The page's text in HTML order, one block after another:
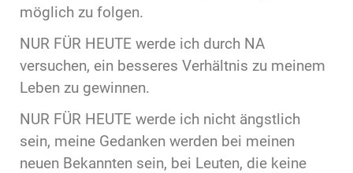
möglich zu folgen.
NUR FÜR HEUTE werde ich durch NA
versuchen, ein besseres Verhältnis zu meinem
Leben zu gewinnen.
NUR FÜR HEUTE werde ich nicht ängstlich
sein, meine Gedanken werden bei meinen
neuen Bekannten sein, bei Leuten, die keine